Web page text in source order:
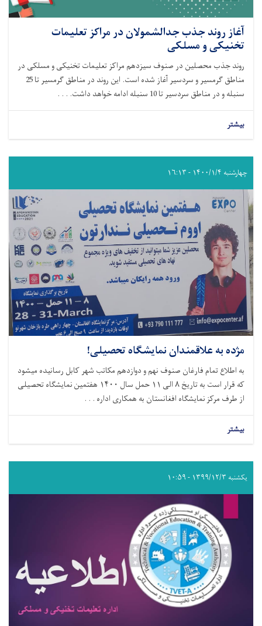
آغاز روند جذب جدالشمولان در مراکز تعلیمات
تخنیکی و مسلکی
روند جذب محصلین در صنوف سیزدهم مراکز تعلیمات تخنیکی و مسلکی در
مناطق گرمسیر و سردسیر آغاز شده است. این روند در مناطق گرمسیر تا 25
سنبله و در مناطق سردسیر تا 10 سنبله ادامه خواهد داشت. . . .
بیشتر
چهارشنبه ۱۴۰۰/۱/۴ - ۱۶:۱۳
مژده به علاقمندان نمایشگاه تحصیلی!
به اطلاع تمام فارغان صنوف نهم و دوازدهم مکاتب شهر کابل رسانیده میشود
که قرار است به تاریخ ۸ الی ۱۱ حمل سال ۱۴۰۰ هفتمین نمایشگاه تحصیلی
از طرف مرکز نمایشگاه افغانستان به همکاری اداره . . .
بیشتر
یکشنبه ۱۳۹۹/۱۲/۳ - ۱۰:۵۹